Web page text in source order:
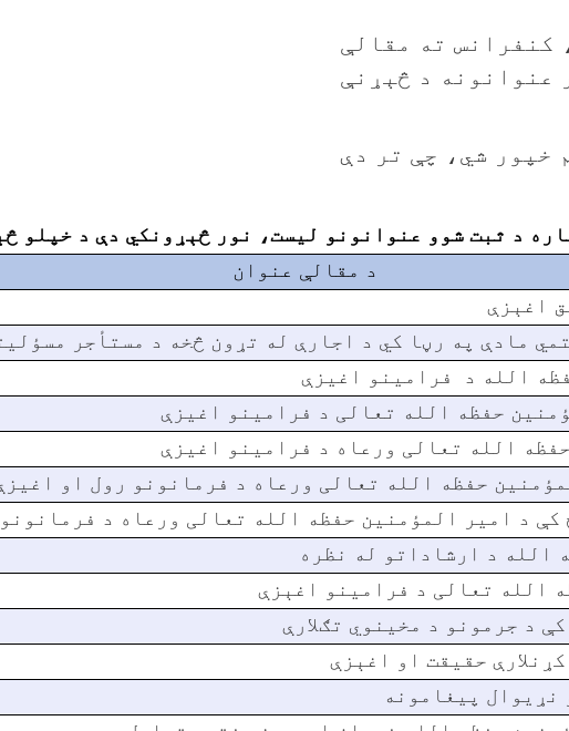
کنفرانس ته مقالې
عنوانونه د څېړنې
خپور شي، چې تر دې
د ثبت شوو عنوانونو لیست، نور څېړونکي دې د
د مقالې عنوان
اغېزې
مادې په رڼا کي د اجارې له تړون څخه د مستأجر
الله د فرامینو اغیزې
حفظه الله تعالی د فرامینو اغیزې
الله تعالی ورعاه د فرامینو اغیزې
حفظه الله تعالی ورعاه د فرمانونو رول او
کې د امیر المؤمنین حفظه الله تعالی ورعاه د
الله د ارشاداتو له نظره
الله تعالی د فرامینو اغېزې
د جرمونو د مخینوي تګلارې
حقیقت او اغېزې
نړيوال پيغامونه